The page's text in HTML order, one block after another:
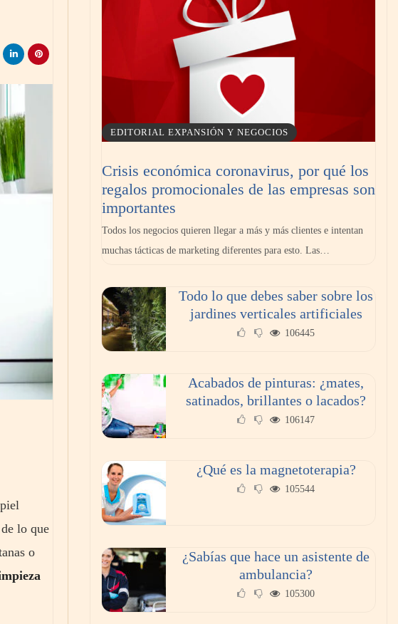
lo que
o
EDITORIAL EXPANSIÓN Y NEGOCIOS
Crisis económica coronavirus, por qué los
regalos promocionales de las empresas son
importantes
Todos los negocios quieren llegar a más y más clientes e intentan
muchas tácticas de marketing diferentes para esto. Las…
Todo lo que debes saber sobre los
jardines verticales artificiales
106445
Acabados de pinturas: ¿mates,
satinados, brillantes o lacados?
106147
¿Qué es la magnetoterapia?
105544
¿Sabías que hace un asistente de
ambulancia?
105300